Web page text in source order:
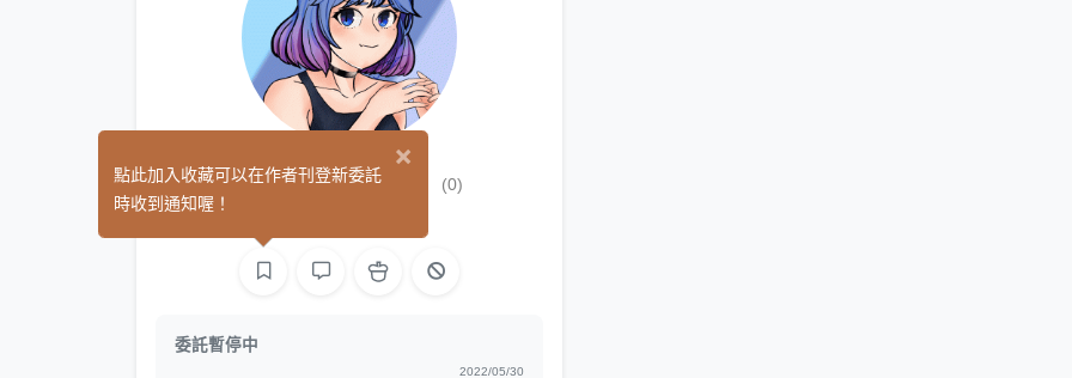
Augnight八夜 (0)
委託暫停中
2022/05/30
×
點此加入收藏可以在作者刊登新委託
時收到通知喔！